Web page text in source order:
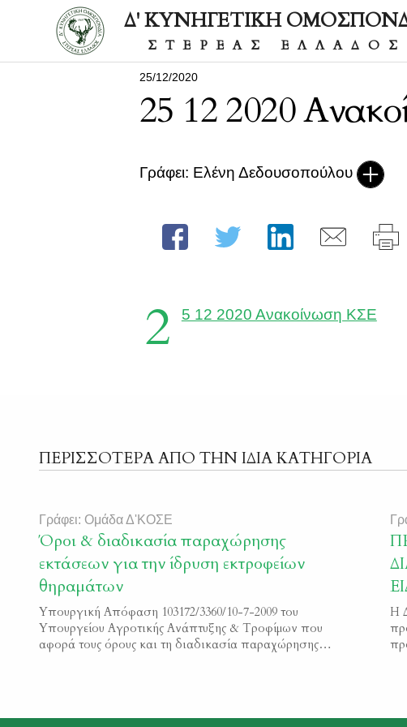
Δ' ΚΥΝΗΓΕΤΙΚΗ
ΣΤΕΡΕΑΣ ΕΛΛΑΔΟΣ
25/12/2020
25 12 2020
Γράφει: Ελένη Δεδουσοπούλου
2 5 12 2020 Ανακοίνωση ΚΣΕ
ΠΕΡΙΣΣΟΤΕΡΑ ΑΠΟ ΤΗΝ ΙΔΙΑ ΚΑΤΗΓΟΡΙΑ
Γράφει: Ομάδα Δ'ΚΟΣΕ
Όροι & διαδικασία παραχώρησης
εκτάσεων για την ίδρυση εκτροφείων
θηραμάτων
Υπουργική Απόφαση 103172/3360/10-7-2009 του
Υπουργείου Αγροτικής Ανάπτυξης & Τροφίμων που
αφορά τους όρους και τη διαδικασία παραχώρησης
Η